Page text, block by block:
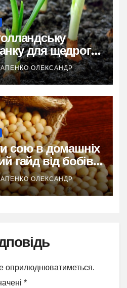
для щедрого
ОЛЕКСАНДР
сою в домашніх
гайд від бобів
ОЛЕКСАНДР
оприлюднюватиметься.
*